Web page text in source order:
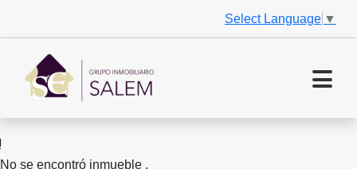
Select Language ▼
No se encontró inmueble .